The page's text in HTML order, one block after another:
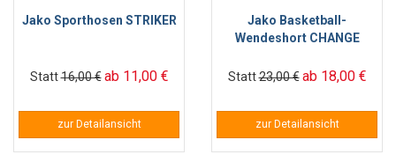
Jako Sporthosen STRIKER
Statt16,00 € ab 11,00 €
zur Detailansicht
Jako Basketball-
Wendeshort CHANGE
Statt23,00 € ab 18,00 €
zur Detailansicht